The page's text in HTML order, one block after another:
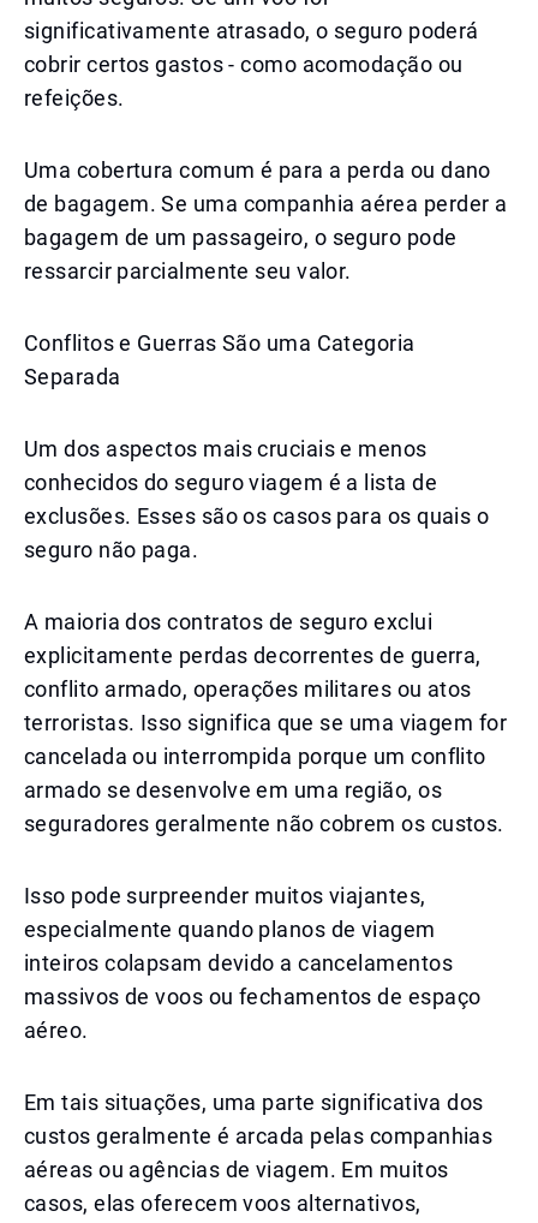
significativamente atrasado, o seguro poderá
cobrir certos gastos - como acomodação ou
refeições.
Uma cobertura comum é para a perda ou dano
de bagagem. Se uma companhia aérea perder a
bagagem de um passageiro, o seguro pode
ressarcir parcialmente seu valor.
Conflitos e Guerras São uma Categoria
Separada
Um dos aspectos mais cruciais e menos
conhecidos do seguro viagem é a lista de
exclusões. Esses são os casos para os quais o
seguro não paga.
A maioria dos contratos de seguro exclui
explicitamente perdas decorrentes de guerra,
conflito armado, operações militares ou atos
terroristas. Isso significa que se uma viagem for
cancelada ou interrompida porque um conflito
armado se desenvolve em uma região, os
seguradores geralmente não cobrem os custos.
Isso pode surpreender muitos viajantes,
especialmente quando planos de viagem
inteiros colapsam devido a cancelamentos
massivos de voos ou fechamentos de espaço
aéreo.
Em tais situações, uma parte significativa dos
custos geralmente é arcada pelas companhias
aéreas ou agências de viagem. Em muitos
casos, elas oferecem voos alternativos,